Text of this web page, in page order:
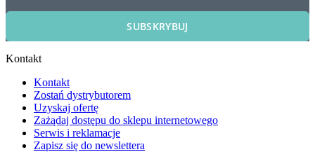
SUBSKRYBUJ
Kontakt
Kontakt
Zostań dystrybutorem
Uzyskaj ofertę
Zażądaj dostępu do sklepu internetowego
Serwis i reklamacje
Zapisz się do newslettera